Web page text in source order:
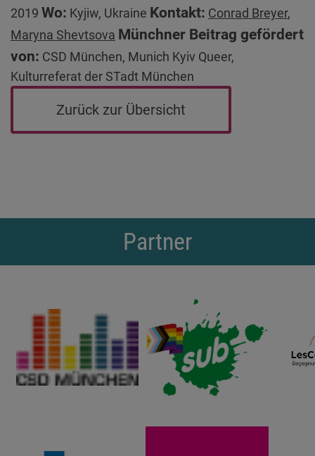
2019 Wo: Kyjiw, Ukraine Kontakt: Conrad Breyer,
Maryna Shevtsova Münchner Beitrag gefördert
von: CSD München, Munich Kyiv Queer,
Kulturreferat der STadt München
Zurück zur Übersicht
Partner